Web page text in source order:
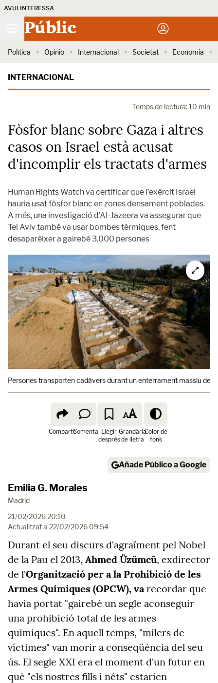
AVUI INTERESSA
Públic
Política Opinió Internacional Societat Economia
INTERNACIONAL
Temps de lectura: 10 min
Fòsfor blanc sobre Gaza i altres
casos on Israel està acusat
d'incomplir els tractats d'armes
Human Rights Watch va certificar que l'exèrcit Israel
hauria usat fòsfor blanc en zones densament poblades.
A més, una investigació d'Al-Jazeera va assegurar que
Tel Aviv també va usar bombes tèrmiques, fent
desaparèixer a gairebé 3.000 persones
Persones transporten cadàvers durant un enterrament massiu de
ComparteComenta Llegir
després
Grandària
de lletra
Color de
fons
Añade Público a Google
Emilia G. Morales
Madrid
21/02/2026 20:10
Actualitzat a 22/02/2026 09:54
Durant el seu discurs d'agraïment pel Nobel
de la Pau el 2013, Ahmed Üzümcü, exdirector
de l'Organització per a la Prohibició de les
Armes Químiques (OPCW), varecordar que
havia portat "gairebé un segle aconseguir
una prohibició total de les armes
químiques". En aquell temps, "milers de
víctimes" van morir a conseqüència del seu
ús. El segle XXI era el moment d'un futur en
què "els nostres fills i néts" estarien